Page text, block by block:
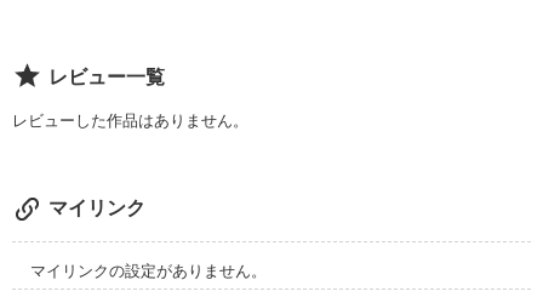
和己を気にかける、不思議な女“結衣”
和己を待つ真実とは。
ミステリアス ラブストーリー
レビュー一覧
レビューした作品はありません。
マイリンク
マイリンクの設定がありません。